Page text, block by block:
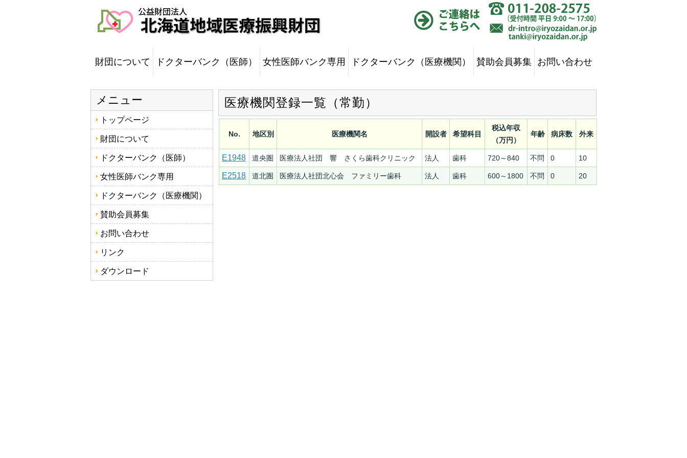
財団について ドクターバンク（医師） 女性医師バンク専用 ドクターバンク（医療機関） 賛助会員募集 お問い合わせ
メニュー
トップページ
財団について
ドクターバンク（医師）
女性医師バンク専用
ドクターバンク（医療機関）
賛助会員募集
お問い合わせ
リンク
ダウンロード
医療機関登録一覧（常勤）
No. 地区別 医療機関名 開設者 希望科目
税込年収
（万円）
年齢 病床数 外来
E1948 道央圏 医療法人社団 響 さくら歯科クリニック 法人 歯科 720～840 不問 0 10
E2518 道北圏 医療法人社団北心会 ファミリー歯科 法人 歯科 600～1800 不問 0 20